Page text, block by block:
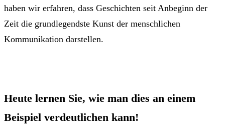
haben wir erfahren, dass Geschichten seit Anbeginn der
Zeit die grundlegendste Kunst der menschlichen
Kommunikation darstellen.
Heute lernen Sie, wie man dies an einem
Beispiel verdeutlichen kann!